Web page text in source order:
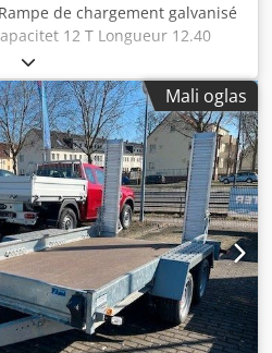
de chargement galvanisé
12 T Longueur 12.40
2.15 metra. Total Largeur 2,35
Mali oglas